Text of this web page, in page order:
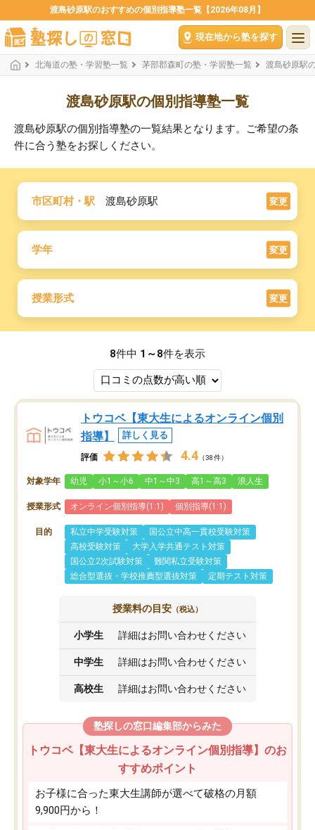
渡島砂原駅のおすすめの個別指導塾一覧【2026年08月】
現在地から塾を探す
北海道の塾・学習塾一覧 茅部郡森町の塾・学習塾一覧 渡島砂原駅
渡島砂原駅の個別指導塾一覧
渡島砂原駅の個別指導塾の一覧結果となります。ご希望の条
件に合う塾をお探しください。
市区町村・駅 渡島砂原駅 変更
学年 変更
授業形式 変更
8件中 1～8件を表示
トウコベ【東大生によるオンライン個別
指導】
詳しく見る
評価 4.4 （38件）
対象学年 幼児 小1～小6 中1～中3 高1～高3 浪人生
授業形式 オンライン個別指導(1:1) 個別指導(1:1)
目的 私立中学受験対策
国公立中高一貫校受験対策
高校受験対策
大学入学共通テスト対策
国公立2次試験対策
難関私立受験対策
総合型選抜・学校推薦型選抜対策
定期テスト対策
授業料の目安 （税込）
小学生 詳細はお問い合わせください
中学生 詳細はお問い合わせください
高校生 詳細はお問い合わせください
塾探しの窓口編集部からみた
トウコベ【東大生によるオンライン個別指導】のお
すすめポイント
お子様に合った東大生講師が選べて破格の月額
9,900円から！